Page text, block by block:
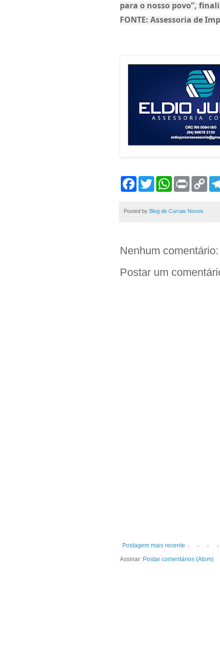
para o nosso povo”,
FONTE: Assessoria de
b
w
t
W
s
t
Posted by Blog de Currais Novos
Nenhum comentário:
Postar um
Postagem mais recente
Assinar: Postar comentários (Atom)